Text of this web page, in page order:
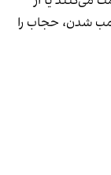
شدن، حجاب را